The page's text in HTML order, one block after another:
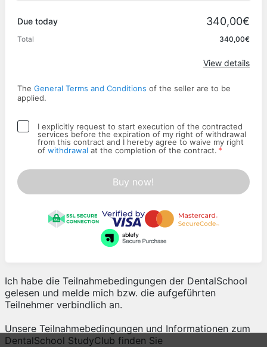
Due today 340,00€
Total 340,00€
View details
The General Terms and Conditions of the seller are to be
applied.
I explicitly request to start execution of the contracted
services before the expiration of my right of withdrawal
from this contract and I hereby agree to waive my right
of withdrawal at the completion of the contract. *
Buy now!
Ich habe die Teilnahmebedingungen der DentalSchool
gelesen und melde mich bzw. die aufgeführten
Teilnehmer verbindlich an.
Unsere Teilnahmebedingungen und Informationen zum
DentalSchool StudyClub finden Sie